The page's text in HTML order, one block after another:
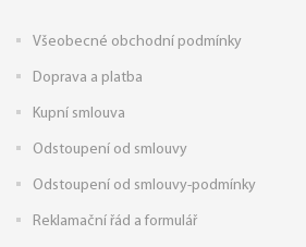
Všeobecné obchodní podmínky
Doprava a platba
Kupní smlouva
Odstoupení od smlouvy
Odstoupení od smlouvy-podmínky
Reklamační řád a formulář